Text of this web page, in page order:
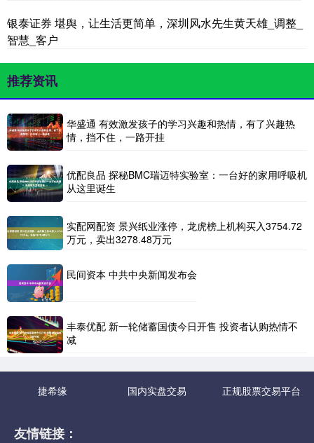
银泰证券 堪舆，让生活更简单，深圳风水先生黄天雄_调整_
智慧_客户
推荐资讯
华盛通 有效激发孩子的学习兴趣和热情，有了兴趣热
情，挡不住，一路开挂
优配良品 探秘BMC瑞迈特实验室：一台好的家用呼吸机
从这里诞生
实配网配资 景兴纸业涨停，龙虎榜上机构买入3754.72
万元，卖出3278.48万元
民间资本 中共中央新闻发布会
丰泰优配 新一轮储蓄国债今日开售 投资者认购热情不
减
捷希缘 国内实盘交易 正规股票交易平台
友情链接：